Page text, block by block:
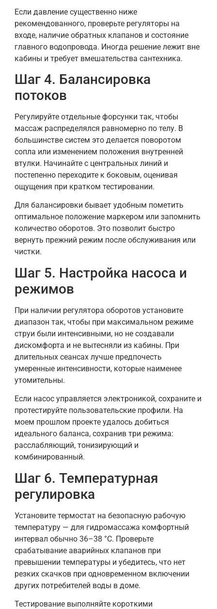
Если давление существенно ниже
рекомендованного, проверьте регуляторы на
входе, наличие обратных клапанов и состояние
главного водопровода. Иногда решение лежит вне
кабины и требует вмешательства сантехника.
Шаг 4. Балансировка
потоков
Регулируйте отдельные форсунки так, чтобы
массаж распределялся равномерно по телу. В
большинстве систем это делается поворотом
сопла или изменением положения внутренней
втулки. Начинайте с центральных линий и
постепенно переходите к боковым, оценивая
ощущения при кратком тестировании.
Для балансировки бывает удобным пометить
оптимальное положение маркером или запомнить
количество оборотов. Это позволит быстро
вернуть прежний режим после обслуживания или
чистки.
Шаг 5. Настройка насоса и
режимов
При наличии регулятора оборотов установите
диапазон так, чтобы при максимальном режиме
струи были интенсивными, но не создавали
дискомфорта и не вытесняли из кабины. При
длительных сеансах лучше предпочесть
умеренные интенсивности, которые наименее
утомительны.
Если насос управляется электроникой, сохраните и
протестируйте пользовательские профили. На
моем прошлом проекте удалось добиться
идеального баланса, сохранив три режима:
расслабляющий, тонизирующий и
комбинированный.
Шаг 6. Температурная
регулировка
Установите термостат на безопасную рабочую
температуру — для гидромассажа комфортный
интервал обычно 36–38 °C. Проверьте
срабатывание аварийных клапанов при
превышении температуры и убедитесь, что нет
резких скачков при одновременном включении
других потребителей воды в доме.
Тестирование выполняйте короткими